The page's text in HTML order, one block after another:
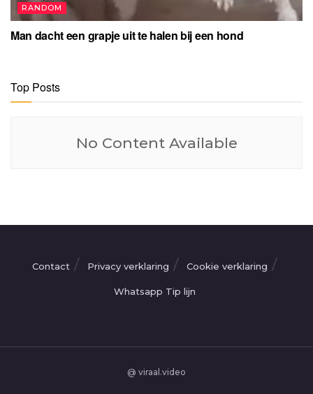
RANDOM
Man dacht een grapje uit te halen bij een hond
Top Posts
No Content Available
Contact Privacy verklaring Cookie verklaring
Whatsapp Tip lijn
@ viraal.video